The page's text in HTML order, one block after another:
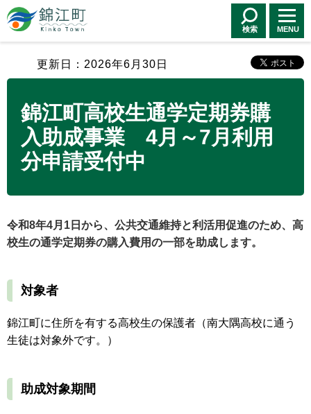
錦江町 Kinko
Town
検索 MENU
更新日：2026年6月30日
錦江町高校生通学定期券購
入助成事業 4月～7月利用
分申請受付中
令和8年4月1日から、公共交通維持と利活用促進のため、高
校生の通学定期券の購入費用の一部を助成します。
対象者
錦江町に住所を有する高校生の保護者（南大隅高校に通う
生徒は対象外です。）
助成対象期間